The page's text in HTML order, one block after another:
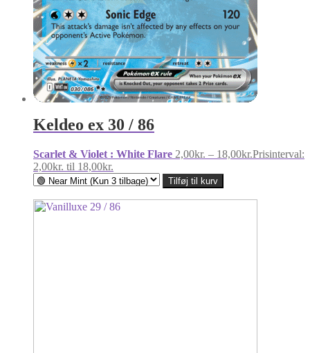
Keldeo ex 30 / 86
Scarlet & Violet : White Flare 2,00kr. – 18,00kr.Prisinterval:
2,00kr. til 18,00kr.
Tilføj til kurv